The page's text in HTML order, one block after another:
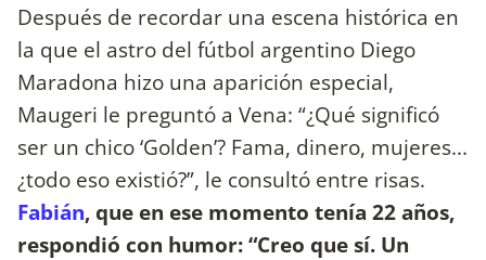
Después de recordar una escena histórica en
la que el astro del fútbol argentino Diego
Maradona hizo una aparición especial,
Maugeri le preguntó a Vena: “¿Qué significó
ser un chico ‘Golden’? Fama, dinero, mujeres...
¿todo eso existió?”, le consultó entre risas.
Fabián, que en ese momento tenía 22 años,
respondió con humor: “Creo que sí. Un